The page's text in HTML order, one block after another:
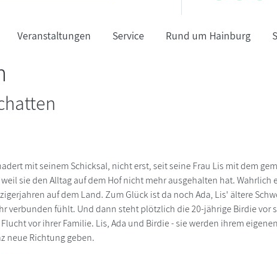
Veranstaltungen Service Rund um Hainburg
mit seinem Schicksal, nicht erst, seit seine Frau Lis mit dem
sie den Alltag auf dem Hof nicht mehr ausgehalten hat. Wahrlich
auf dem Land. Zum Glück ist da noch Ada, Lis' ältere
verbunden fühlt. Und dann steht plötzlich die 20-jährige Birdie vor
vor ihrer Familie. Lis, Ada und Birdie - sie werden ihrem
neue Richtung geben.